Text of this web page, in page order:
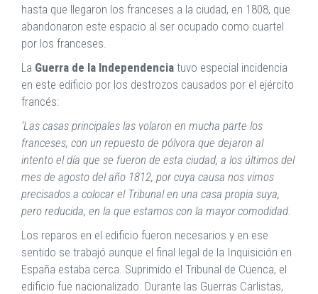
hasta que llegaron los franceses a la ciudad, en 1808, que
abandonaron este espacio al ser ocupado como cuartel
por los franceses.
La Guerra de la Independencia tuvo especial incidencia
en este edificio por los destrozos causados por el ejército
francés:
‘Las casas principales las volaron en mucha parte los
franceses, con un repuesto de pólvora que dejaron al
intento el día que se fueron de esta ciudad, a los últimos del
mes de agosto del año 1812, por cuya causa nos vimos
precisados a colocar el Tribunal en una casa propia suya,
pero reducida, en la que estamos con la mayor comodidad.
Los reparos en el edificio fueron necesarios y en ese
sentido se trabajó aunque el final legal de la Inquisición en
España estaba cerca. Suprimido el Tribunal de Cuenca, el
edificio fue nacionalizado. Durante las Guerras Carlistas,